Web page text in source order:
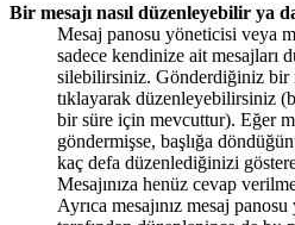
Bir mesajı nasıl düzenleyebilir ya
Mesaj panosu yöneticisi veya
sadece kendinize ait mesajları
silebilirsiniz. Gönderdiğiniz bir
tıklayarak düzenleyebilirsiniz
bir süre için mevcuttur). Eğer
göndermişse, başlığa
kaç defa düzenlediğinizi
Mesajınıza henüz cevap
Ayrıca mesajınız mesaj